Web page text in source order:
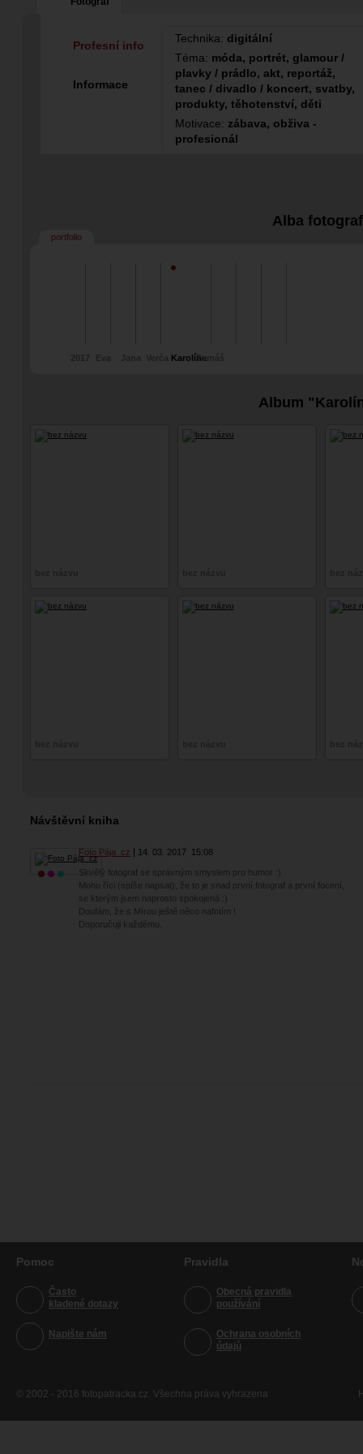
Technika: digitální
Téma: móda, portrét, glamour /
plavky / prádlo, akt, reportáž,
tanec / divadlo / koncert, svatby,
produkty, těhotenství, děti
Motivace: zábava, obživa -
profesionál
Profesní info
Informace
Alba
portfolio
KarolínaTomáš
Album
Návštěvní kniha
Foto Pája_cz 14. 03. 2017 15:08
Skvělý fotograf se správným smyslem pro humor :)
Mohu říci (spíše napsat), že to je snad první fotograf a první focení,
se kterým jsem naprosto spokojená :)
Doufám, že s Mírou ještě něco nafotím !
Doporučuji každému.
Pomoc
Často
kladené dotazy
Napište nám
Pravidla
Obecná pravidla
používání
Ochrana osobních
údajů
© 2002 - 2016 fotopatracka.cz. Všechna práva vyhrazena